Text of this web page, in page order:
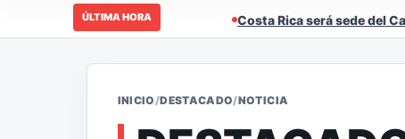
ÚLTIMA HORACosta Rica será sede del Campeonato
INICIO/DESTACADO/NOTICIA